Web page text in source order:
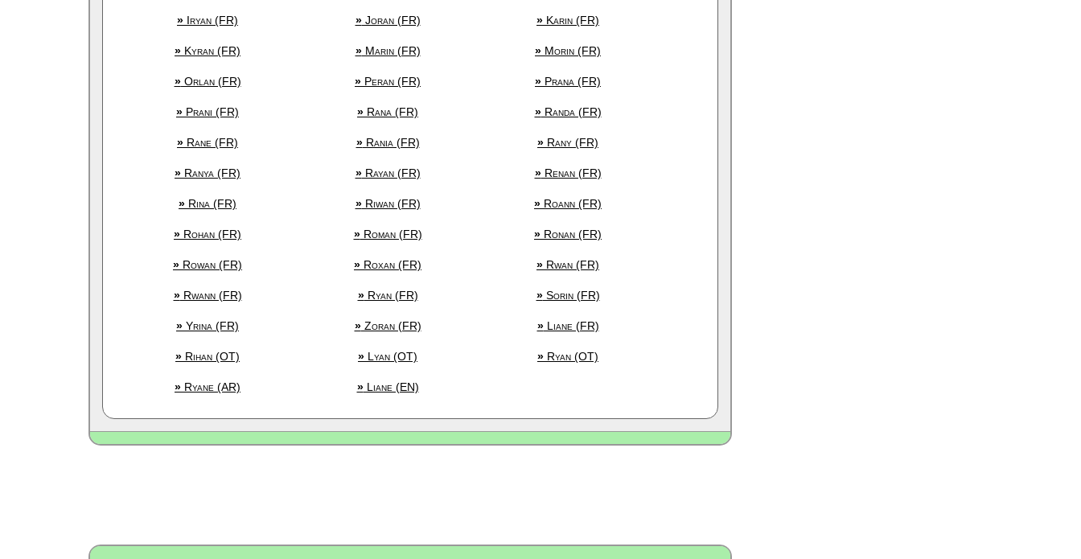
» Iryan (FR) »Joran (FR) » Karin (FR)
» Kyran (FR) »Marin (FR) » Morin (FR)
»Orlan (FR) » Peran (FR) » Prana (FR)
» Prani (FR) » Rana (FR) »Randa (FR)
» Rane (FR) »Rania (FR) » Rany (FR)
» Ranya (FR) »Rayan (FR) »Renan (FR)
» Rina (FR) »Riwan (FR) » Roann (FR)
» Rohan (FR) »Roman (FR) » Ronan (FR)
» Rowan (FR) » Roxan (FR) » Rwan (FR)
»Rwann (FR) »Ryan (FR) »Sorin (FR)
» Yrina (FR) »Zoran (FR) »Liane (FR)
» Rihan (OT) » Lyan (OT) » Ryan (OT)
» Ryane (AR) »Liane (EN)